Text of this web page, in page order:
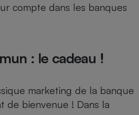
compte dans les banques
: le cadeau !
marketing de la banque
de bienvenue ! Dans la